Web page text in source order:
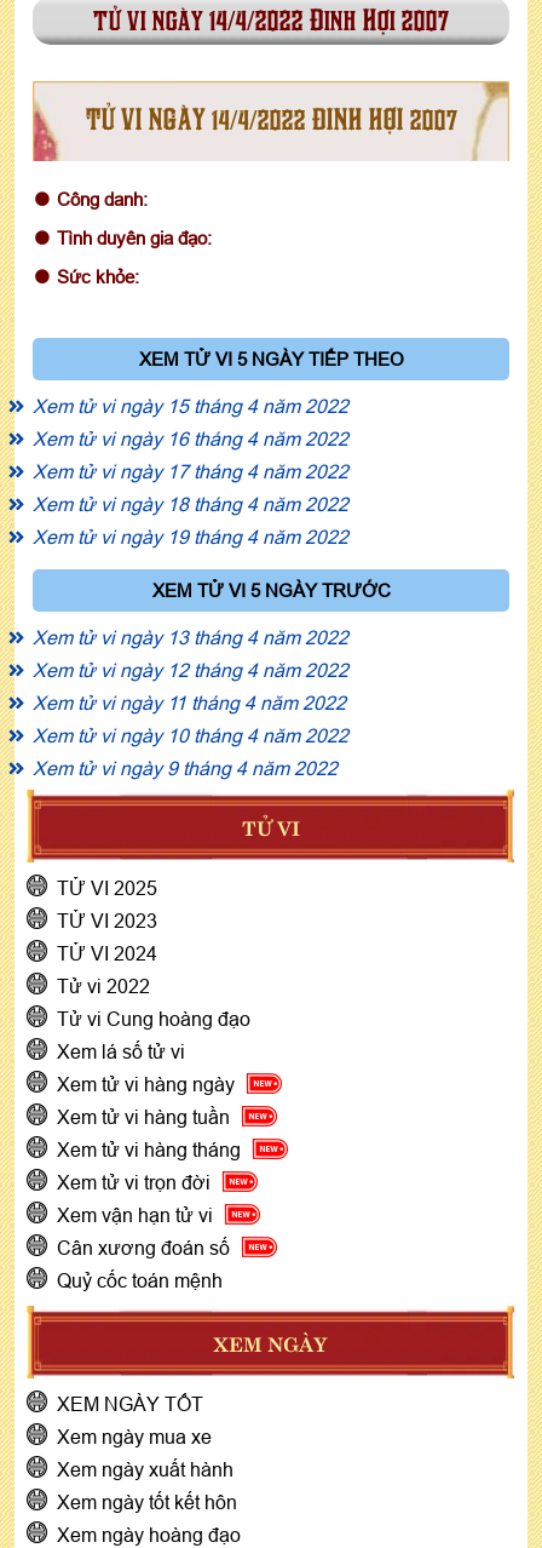
tử vi ngày 14/4/2022 Đinh Hợi 2007
TỬ VI NGÀY 14/4/2022 ĐINH HỢI 2007
Công danh:
Tình duyên gia đạo:
Sức khỏe:
XEM TỬ VI 5 NGÀY TIẾP THEO
Xem tử vi ngày 15 tháng 4 năm 2022
Xem tử vi ngày 16 tháng 4 năm 2022
Xem tử vi ngày 17 tháng 4 năm 2022
Xem tử vi ngày 18 tháng 4 năm 2022
Xem tử vi ngày 19 tháng 4 năm 2022
XEM TỬ VI 5 NGÀY TRƯỚC
Xem tử vi ngày 13 tháng 4 năm 2022
Xem tử vi ngày 12 tháng 4 năm 2022
Xem tử vi ngày 11 tháng 4 năm 2022
Xem tử vi ngày 10 tháng 4 năm 2022
Xem tử vi ngày 9 tháng 4 năm 2022
TỬ VI
TỬ VI 2025
TỬ VI 2023
TỬ VI 2024
Tử vi 2022
Tử vi Cung hoàng đạo
Xem lá số tử vi
Xem tử vi hàng ngày
Xem tử vi hàng tuần
Xem tử vi hàng tháng
Xem tử vi trọn đời
Xem vận hạn tử vi
Cân xương đoán số
Quỷ cốc toán mệnh
XEM NGÀY
XEM NGÀY TỐT
Xem ngày mua xe
Xem ngày xuất hành
Xem ngày tốt kết hôn
Xem ngày hoàng đạo